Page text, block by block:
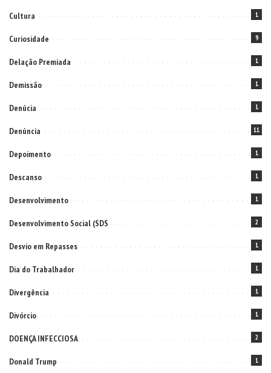
Cultura 1
Curiosidade 9
Delação Premiada 1
Demissão 1
Denúcia 1
Denúncia 11
Depoimento 1
Descanso 1
Desenvolvimento 1
Desenvolvimento Social (SDS 2
Desvio em Repasses 1
Dia do Trabalhador 1
Divergência 1
Divórcio 1
DOENÇA INFECCIOSA 2
Donald Trump 1